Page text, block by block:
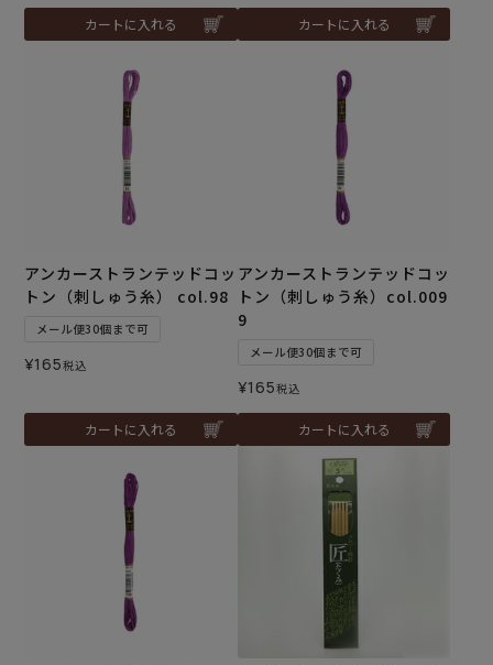
カートに入れる カートに入れる
アンカーストランテッドコッ
トン（刺しゅう糸） col.98
メール便30個まで可
¥165税込
カートに入れる
アンカーストランテッドコッ
トン（刺しゅう糸）col.009
9
メール便30個まで可
¥165税込
カートに入れる